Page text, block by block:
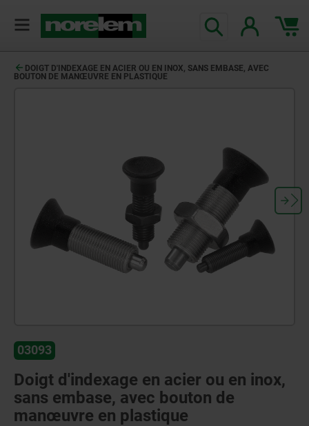
DOIGT D'INDEXAGE EN ACIER OU EN INOX, SANS EMBASE, AVEC
BOUTON DE MANŒUVRE EN PLASTIQUE
03093
Doigt d'indexage en acier ou en inox,
sans embase, avec bouton de
manœuvre en plastique